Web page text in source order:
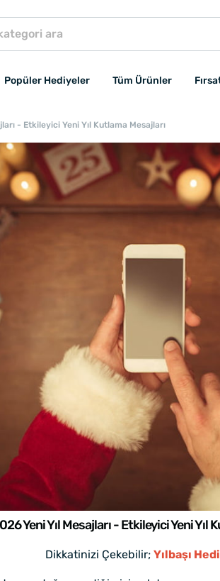
Popüler Hediyeler Tüm Ürünler
- Etkileyici Yeni Yıl Kutlama Mesajları
Yeni Yıl Mesajları - Etkileyici Yeni Yıl
Dikkatinizi Çekebilir; Yılbaşı